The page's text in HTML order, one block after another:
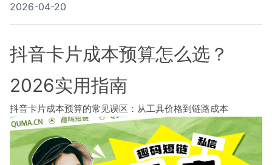
2026-04-20
抖音卡片成本预算怎么选？
2026实用指南
抖音卡片成本预算的常见误区：从工具价格到链路成本